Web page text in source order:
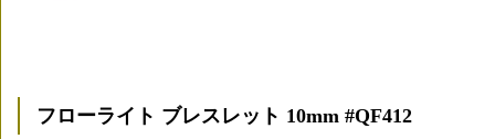
フローライト ブレスレット 10mm #QF412